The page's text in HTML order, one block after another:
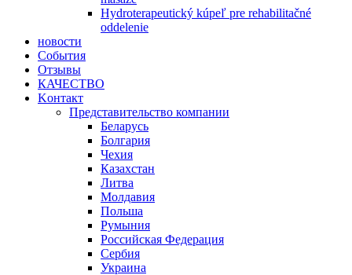
Hydroterapeutický kúpeľ pre rehabilitačné
oddelenie
новости
События
Отзывы
КАЧЕСТВО
Kонтакт
Представительство компании
Беларусь
Болгария
Чехия
Казахстан
Литва
Молдавия
Польша
Румыния
Рoccийcкaя Фeдeрaция
Сербия
Украина